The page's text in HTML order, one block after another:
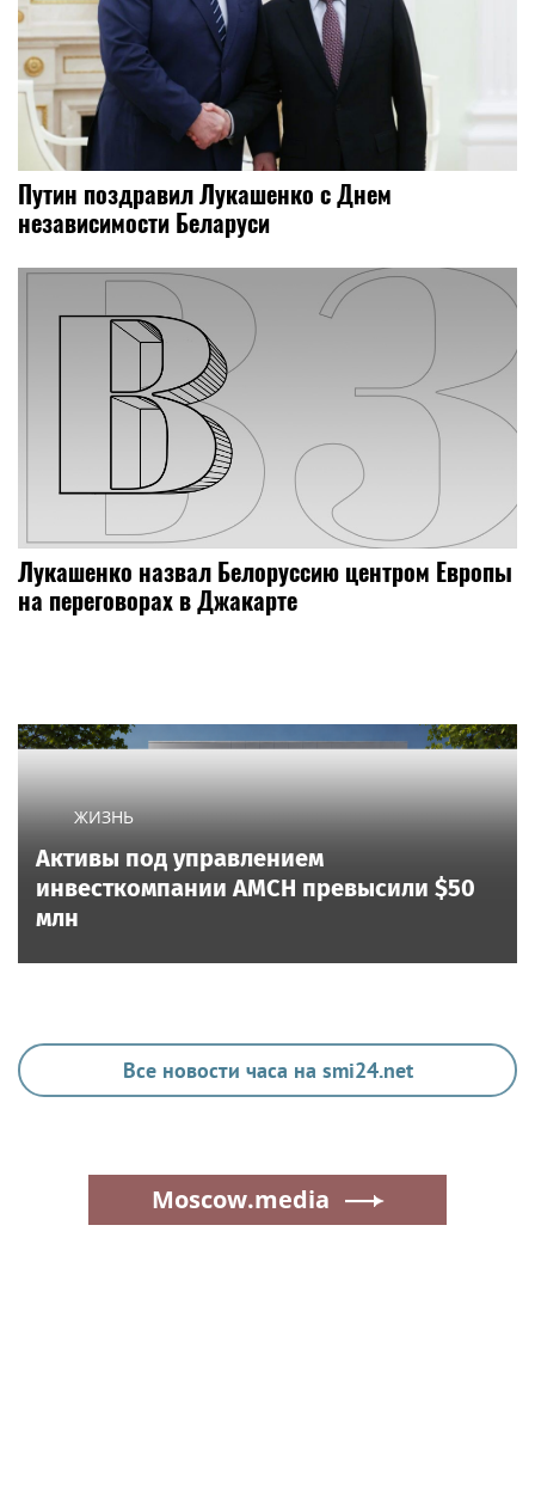
Путин поздравил Лукашенко с Днем
независимости Беларуси
Лукашенко назвал Белоруссию центром Европы
на переговорах в Джакарте
ЖИЗНЬ
Активы под управлением
инвесткомпании AMCH превысили $50
млн
Все новости часа на smi24.net
Moscow.media